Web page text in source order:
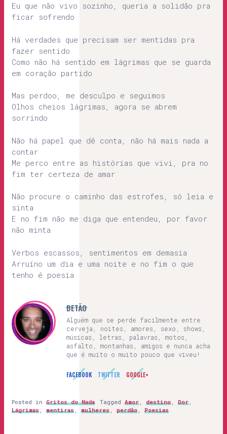
Eu que não vivo sozinho, queria a solidão pra
ficar sofrendo
Há verdades que precisam ser mentidas pra
fazer sentido
Como não há sentido em lágrimas que se guarda
em coração partido
Mas perdoo, me desculpo e seguimos
Olhos cheios lágrimas, agora se abrem
sorrindo
Não há papel que dê conta, não há mais nada a
contar
Me perco entre as histórias que vivi, pra no
fim ter certeza de amar
Não procure o caminho das estrofes, só leia e
sinta
E no fim não me diga que entendeu, por favor
não minta
Verbos escassos, sentimentos em demasia
Arruíno um dia e uma noite e no fim o que
tenho é poesia
BETÃO
Alguém que se perde facilmente entre
cerveja, noites, amores, sexo, shows,
músicas, letras, palavras, motos,
asfalto, montanhas, amigos e nunca acha
que é muito o muito pouco que viveu!
FACEBOOK TWITTER GOOGLE+
Posted in Gritos do Nada Tagged Amor , destino , Dor ,
Lágrimas , mentiras , mulheres , perdão , Poesias